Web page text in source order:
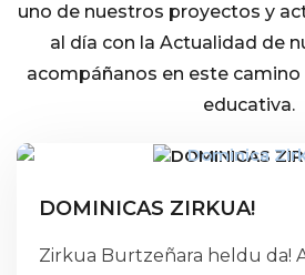
uno de nuestros proyectos y
al día con la Actualidad de
acompáñanos en este
educativa.
DOMINICAS ZIRKUA!
Zirkua Burtzeñara heldu da!
Title
Description